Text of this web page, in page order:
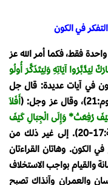
في الكون
فقط، فكما أمر الله عز
لِيَدَّبَّرُوا آيَاتِهِ وَلِيَتَذَكَّرَ أُولُو
الكون في آيات عديدة: قال جل
وجل: ﴿
أَفَلاَ
رُفِعَتْ* وَإِلَى الْجِبَالِ كَيْفَ
﴾ (الغاشية:17-20). إلى غير ذلك من
في الكون. وهاتان القراءتان
والقيام بواجب الاستخلاف
والعمران وآنذاك تصبح